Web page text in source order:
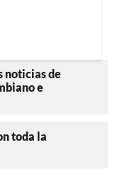
noticias de
e
toda la